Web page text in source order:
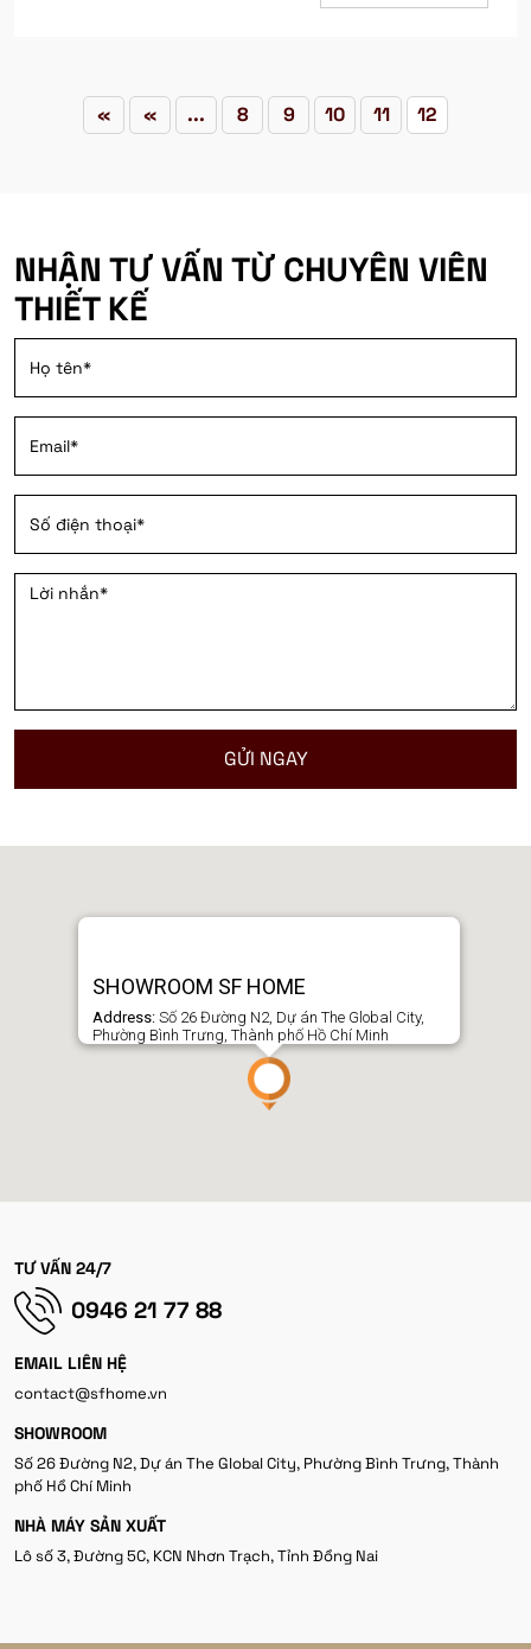
« « ... 8 9 10 11 12
NHẬN TƯ VẤN TỪ CHUYÊN VIÊN
THIẾT KẾ
SHOWROOM SF HOME
Address: Số 26 Đường N2, Dự án The Global City,
Phường Bình Trưng, Thành phố Hồ Chí Minh
TƯ VẤN 24/7
0946 21 77 88
EMAIL LIÊN HỆ
contact@sfhome.vn
SHOWROOM
Số 26 Đường N2, Dự án The Global City, Phường Bình Trưng, Thành
phố Hồ Chí Minh
NHÀ MÁY SẢN XUẤT
Lô số 3, Đường 5C, KCN Nhơn Trạch, Tỉnh Đồng Nai